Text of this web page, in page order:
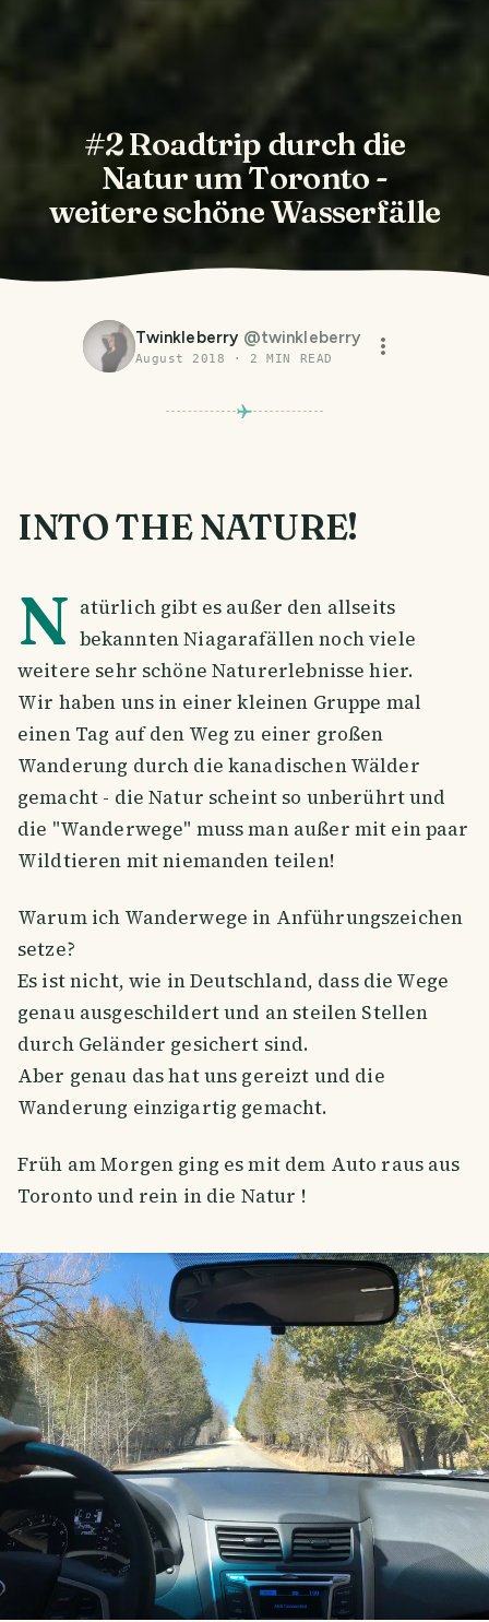
#2 Roadtrip durch die
Natur um Toronto -
weitere schöne Wasserfälle
Twinkleberry @twinkleberry
August 2018 · 2 MIN READ
INTO THE NATURE!
N atürlich gibt es außer den allseits
bekannten Niagarafällen noch viele
weitere sehr schöne Naturerlebnisse hier.
Wir haben uns in einer kleinen Gruppe mal
einen Tag auf den Weg zu einer großen
Wanderung durch die kanadischen Wälder
gemacht - die Natur scheint so unberührt und
die "Wanderwege" muss man außer mit ein paar
Wildtieren mit niemanden teilen!
Warum ich Wanderwege in Anführungszeichen
setze?
Es ist nicht, wie in Deutschland, dass die Wege
genau ausgeschildert und an steilen Stellen
durch Geländer gesichert sind.
Aber genau das hat uns gereizt und die
Wanderung einzigartig gemacht.
Früh am Morgen ging es mit dem Auto raus aus
Toronto und rein in die Natur !